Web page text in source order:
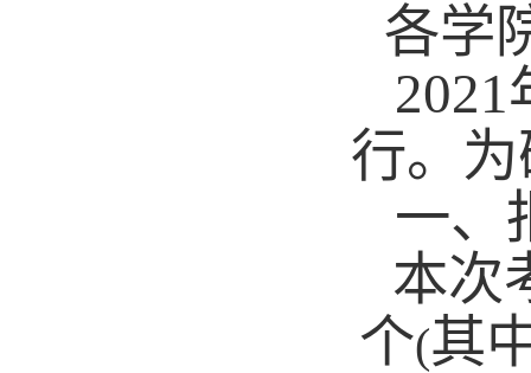
各学
2021
行。
一、
本次
个(其